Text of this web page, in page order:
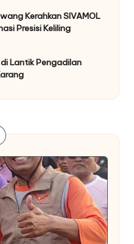
Kerahkan SIVAMOL
Presisi Keliling
Lantik Pengadilan